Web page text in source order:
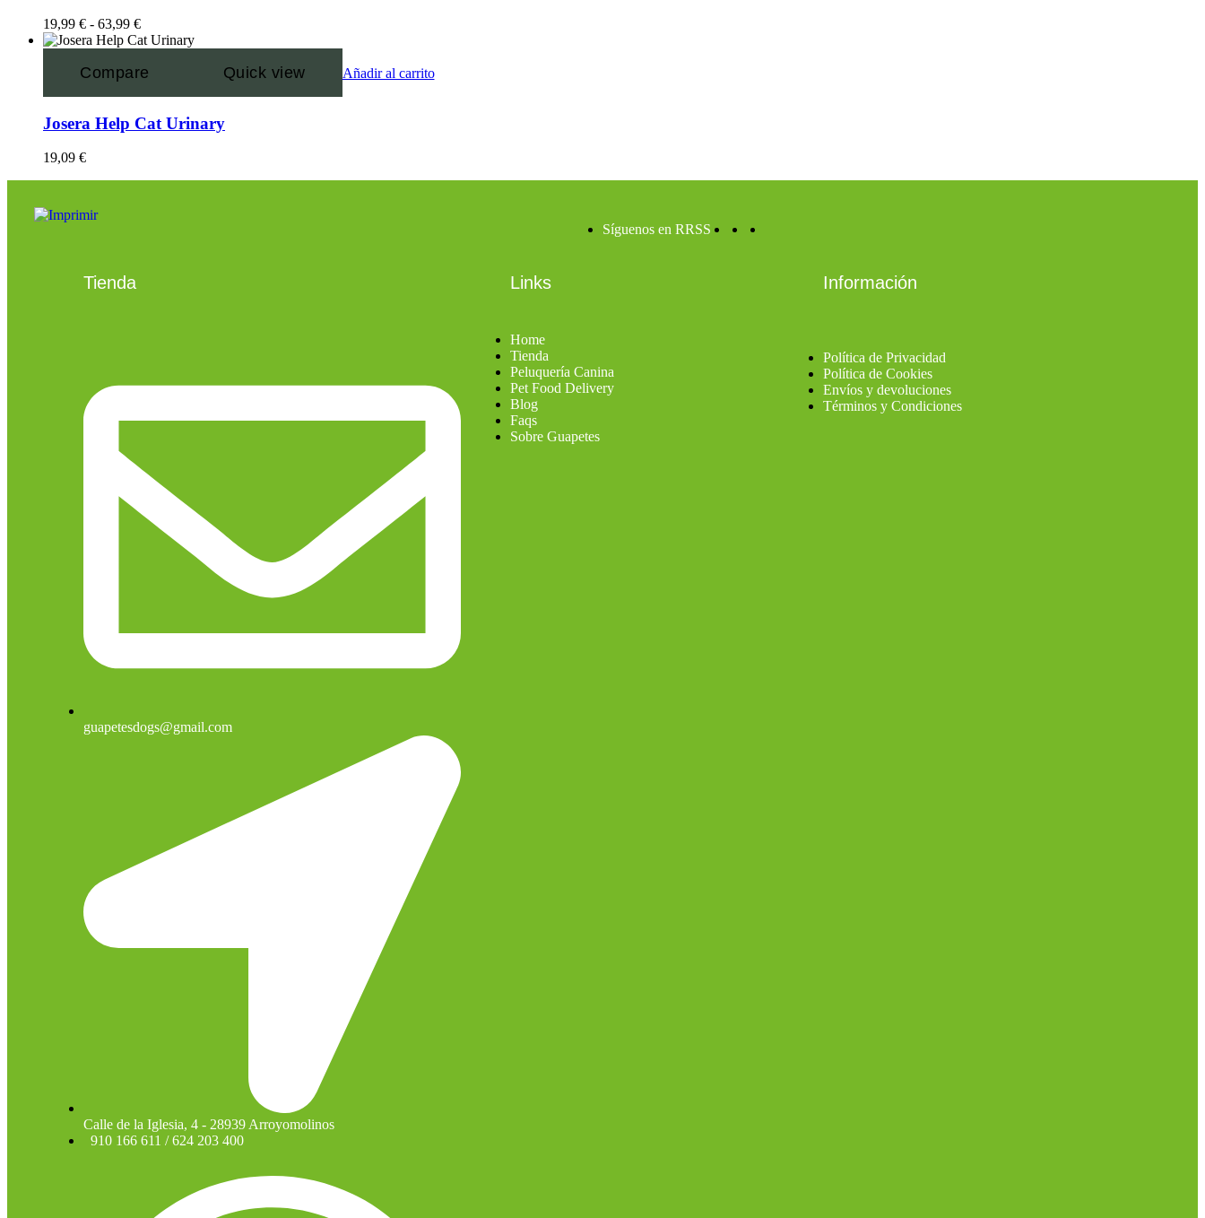
19,99 € - 63,99 €
Compare Quick view Añadir al carrito
Josera Help Cat Urinary
19,09 €
Síguenos en RRSS
Tienda
guapetesdogs@gmail.com
Calle de la Iglesia, 4 - 28939 Arroyomolinos
910 166 611 / 624 203 400
Links
Home
Tienda
Peluquería Canina
Pet Food Delivery
Blog
Faqs
Sobre Guapetes
Información
Política de Privacidad
Política de Cookies
Envíos y devoluciones
Términos y Condiciones